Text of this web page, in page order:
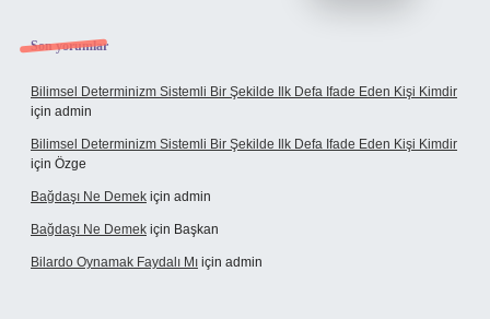
Son yorumlar
Bilimsel Determinizm Sistemli Bir Şekilde Ilk Defa Ifade Eden Kişi Kimdir
için admin
Bilimsel Determinizm Sistemli Bir Şekilde Ilk Defa Ifade Eden Kişi Kimdir
için Özge
Bağdaşı Ne Demek için admin
Bağdaşı Ne Demek için Başkan
Bilardo Oynamak Faydalı Mı için admin